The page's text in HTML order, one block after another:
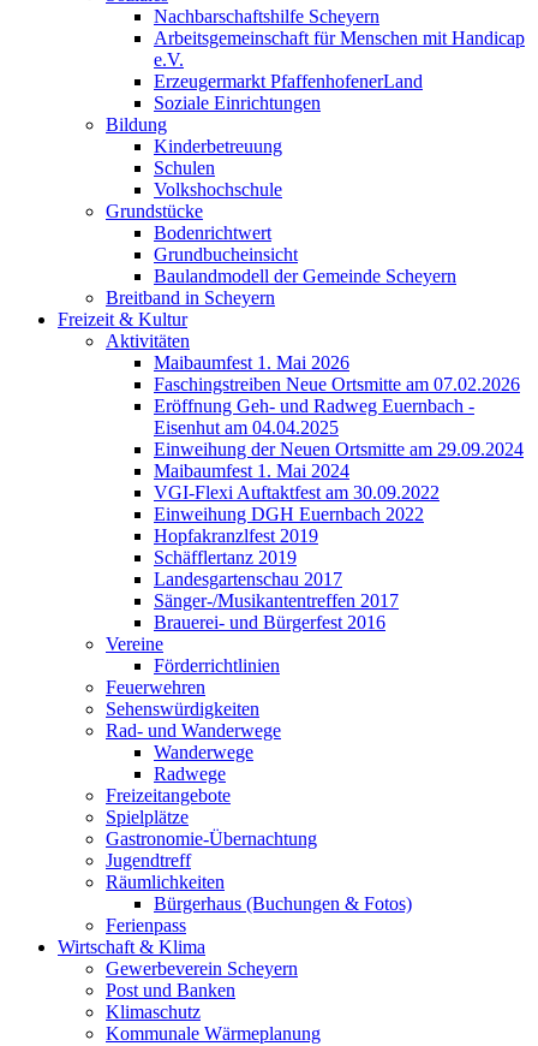
Nachbarschaftshilfe Scheyern
Arbeitsgemeinschaft für Menschen mit Handicap
e.V.
Erzeugermarkt PfaffenhofenerLand
Soziale Einrichtungen
Bildung
Kinderbetreuung
Schulen
Volkshochschule
Grundstücke
Bodenrichtwert
Grundbucheinsicht
Baulandmodell der Gemeinde Scheyern
Breitband in Scheyern
Freizeit & Kultur
Aktivitäten
Maibaumfest 1. Mai 2026
Faschingstreiben Neue Ortsmitte am 07.02.2026
Eröffnung Geh- und Radweg Euernbach -
Eisenhut am 04.04.2025
Einweihung der Neuen Ortsmitte am 29.09.2024
Maibaumfest 1. Mai 2024
VGI-Flexi Auftaktfest am 30.09.2022
Einweihung DGH Euernbach 2022
Hopfakranzlfest 2019
Schäfflertanz 2019
Landesgartenschau 2017
Sänger-/Musikantentreffen 2017
Brauerei- und Bürgerfest 2016
Vereine
Förderrichtlinien
Feuerwehren
Sehenswürdigkeiten
Rad- und Wanderwege
Wanderwege
Radwege
Freizeitangebote
Spielplätze
Gastronomie-Übernachtung
Jugendtreff
Räumlichkeiten
Bürgerhaus (Buchungen & Fotos)
Ferienpass
Wirtschaft & Klima
Gewerbeverein Scheyern
Post und Banken
Klimaschutz
Kommunale Wärmeplanung